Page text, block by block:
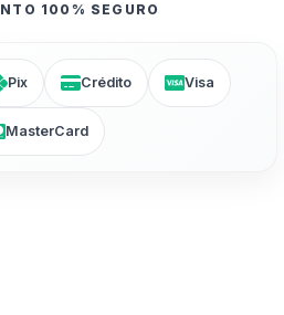
100% SEGURO
Pix Crédito Visa
MasterCard